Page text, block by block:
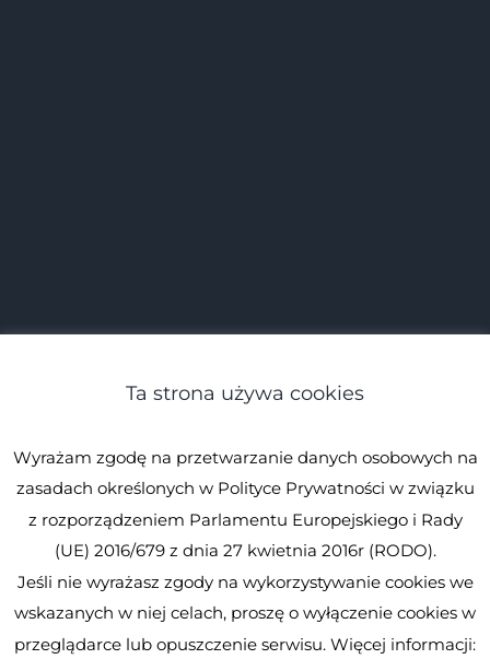
zastrzeżone.
Spirulina.pl
Ta strona używa cookies
Wyrażam zgodę na przetwarzanie danych osobowych na
zasadach określonych w Polityce Prywatności w związku
z rozporządzeniem Parlamentu Europejskiego i Rady
(UE) 2016/679 z dnia 27 kwietnia 2016r (RODO).
Jeśli nie wyrażasz zgody na wykorzystywanie cookies we
wskazanych w niej celach, proszę o wyłączenie cookies w
przeglądarce lub opuszczenie serwisu. Więcej informacji: